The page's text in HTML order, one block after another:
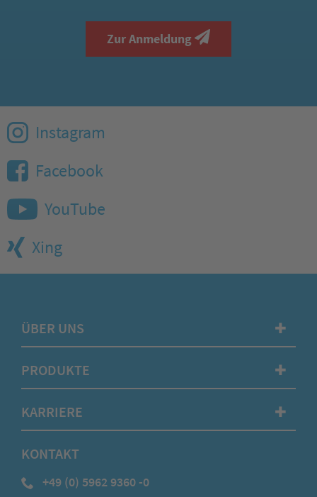
Zur Anmeldung
Instagram
Facebook
YouTube
Xing
ÜBER UNS ✚
PRODUKTE ✚
KARRIERE ✚
KONTAKT
+49 (0) 5962 9360 -0